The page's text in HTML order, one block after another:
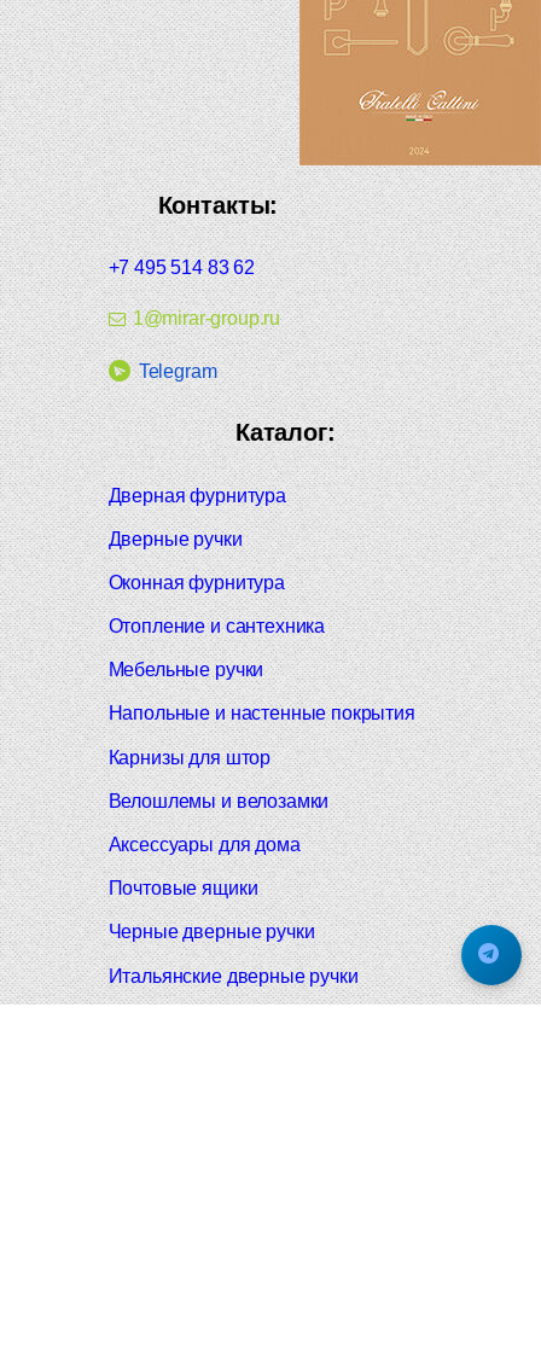
Контакты:
+7 495 514 83 62
1@mirar-group.ru
Telegram
Каталог:
Дверная фурнитура
Дверные ручки
Оконная фурнитура
Отопление и сантехника
Мебельные ручки
Напольные и настенные покрытия
Карнизы для штор
Велошлемы и велозамки
Аксессуары для дома
Почтовые ящики
Черные дверные ручки
Итальянские дверные ручки